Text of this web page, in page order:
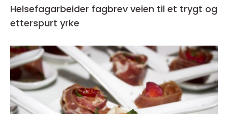
Helsefagarbeider fagbrev veien til et trygt og
etterspurt yrke